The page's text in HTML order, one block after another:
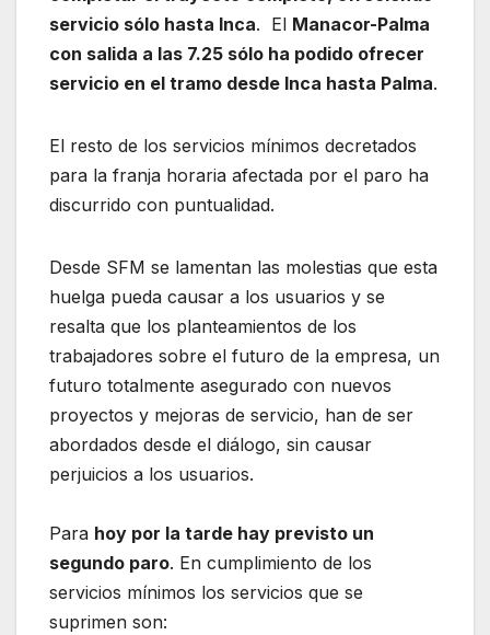
servicio sólo hasta Inca. El Manacor-Palma
con salida a las 7.25 sólo ha podido ofrecer
servicio en el tramo desde Inca hasta Palma.
El resto de los servicios mínimos decretados
para la franja horaria afectada por el paro ha
discurrido con puntualidad.
Desde SFM se lamentan las molestias que esta
huelga pueda causar a los usuarios y se
resalta que los planteamientos de los
trabajadores sobre el futuro de la empresa, un
futuro totalmente asegurado con nuevos
proyectos y mejoras de servicio, han de ser
abordados desde el diálogo, sin causar
perjuicios a los usuarios.
Para hoy por la tarde hay previsto un
segundo paro. En cumplimiento de los
servicios mínimos los servicios que se
suprimen son: